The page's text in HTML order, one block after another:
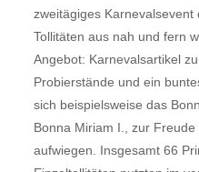
zweitägiges
Tollitäten aus nah und fern
Angebot: Karnevalsartikel
Probierstände und ein
sich beispielsweise das
Bonna Miriam I., zur
aufwiegen. Insgesamt 66